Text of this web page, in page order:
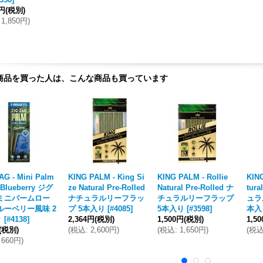
(税別)
1,850円)
品を買った人は、こんな商品も買っています
- Mini Palm
ジグ
ニパームロー
ーベリー風味 2
[#4138]
税別)
660円)
KING PALM - King Si
ze Natural Pre-Rolled
ナチュラルリーフラッ
プ 5本入り [#4085]
2,364円(税別)
(税込: 2,600円)
KING PALM - Rollie
Natural Pre-Rolled ナ
チュラルリーフラップ
5本入り [#3598]
1,500円(税別)
(税込: 1,650円)
ュ
本
(税